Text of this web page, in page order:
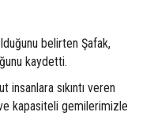
belirten Şafak,
kaydetti.
insanlara sıkıntı veren
kapasiteli gemilerimizle